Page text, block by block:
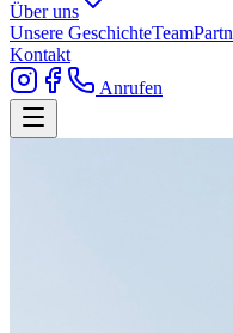
Über uns
Unsere GeschichteTeam
Kontakt
Anrufen